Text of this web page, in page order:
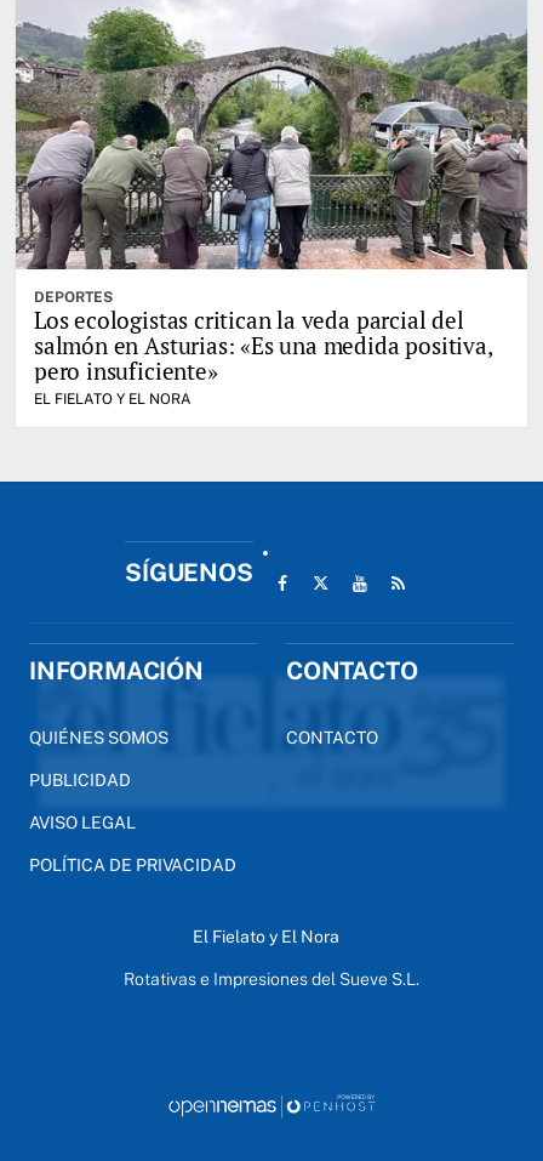
DEPORTES
Los ecologistas critican la veda parcial del
salmón en Asturias: «Es una medida positiva,
pero insuficiente»
EL FIELATO Y EL NORA
SÍGUENOS
INFORMACIÓN
QUIÉNES SOMOS
PUBLICIDAD
AVISO LEGAL
POLÍTICA DE PRIVACIDAD
CONTACTO
CONTACTO
El Fielato y El Nora
Rotativas e Impresiones del Sueve S.L.